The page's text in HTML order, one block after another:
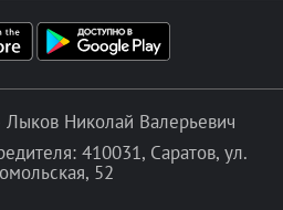
Лыков Николай Валерьевич
410031, Саратов, ул.
52